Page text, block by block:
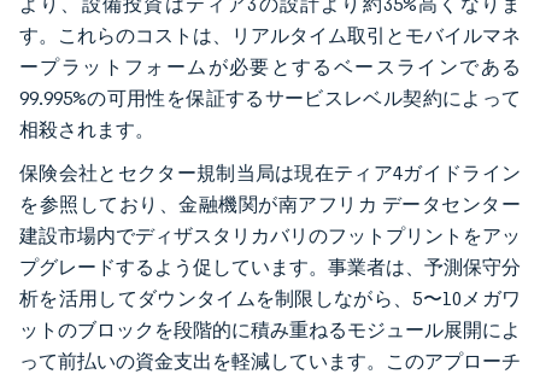
す。これらのコストは、リアルタイム取引とモバイルマネ
ープラットフォームが必要とするベースラインである
99.995%の可用性を保証するサービスレベル契約によって
相殺されます。
保険会社とセクター規制当局は現在ティア4ガイドライン
を参照しており、金融機関が南アフリカ データセンター
建設市場内でディザスタリカバリのフットプリントをアッ
プグレードするよう促しています。事業者は、予測保守分
析を活用してダウンタイムを制限しながら、5〜10メガワ
ットのブロックを段階的に積み重ねるモジュール展開によ
って前払いの資金支出を軽減しています。このアプローチ